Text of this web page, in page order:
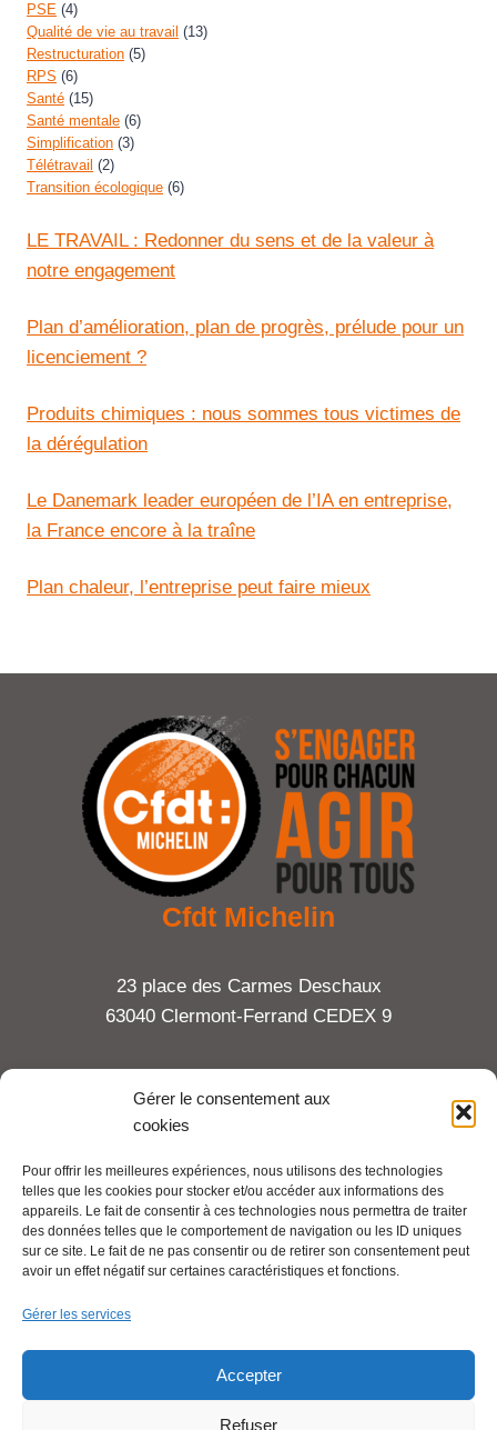
Gérer le consentement aux
cookies
Pour offrir les meilleures expériences, nous utilisons des technologies
telles que les cookies pour stocker et/ou accéder aux informations des
appareils. Le fait de consentir à ces technologies nous permettra de traiter
des données telles que le comportement de navigation ou les ID uniques
sur ce site. Le fait de ne pas consentir ou de retirer son consentement peut
avoir un effet négatif sur certaines caractéristiques et fonctions.
Gérer les services
Accepter
Refuser
PSE (4)
Qualité de vie au travail (13)
Restructuration (5)
RPS (6)
Santé (15)
Santé mentale (6)
Simplification (3)
Télétravail (2)
Transition écologique (6)
LE TRAVAIL : Redonner du sens et de la valeur à
notre engagement
Plan d’amélioration, plan de progrès, prélude pour un
licenciement ?
Produits chimiques : nous sommes tous victimes de
la dérégulation
Le Danemark leader européen de l’IA en entreprise,
la France encore à la traîne
Plan chaleur, l’entreprise peut faire mieux
Cfdt Michelin
23 place des Carmes Deschaux
63040 Clermont-Ferrand CEDEX 9
Tel : 06 65 27 23 81
Mentions légales
Pour aller plus loin :
Se syndiquer en ligne